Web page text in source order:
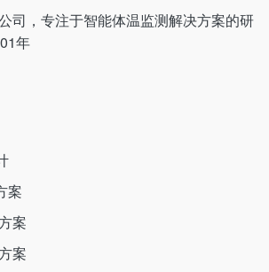
司，专注于智能体温监测解决方案的研
年
案
案
案